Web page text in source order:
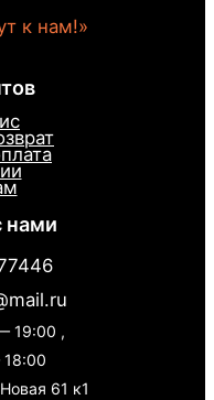
к нам!»
нами
19:00 ,
61 к1